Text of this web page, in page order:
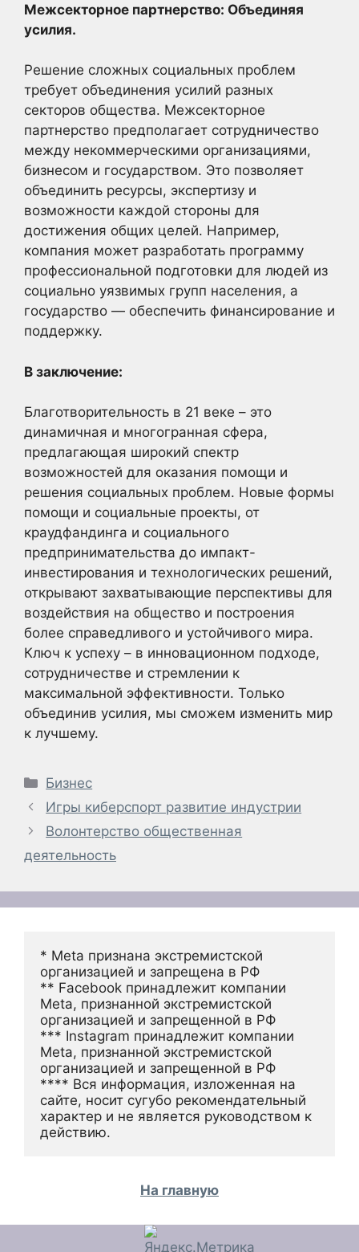
Межсекторное партнерство: Объединяя
усилия.
Решение сложных социальных проблем
требует объединения усилий разных
секторов общества. Межсекторное
партнерство предполагает сотрудничество
между некоммерческими организациями,
бизнесом и государством. Это позволяет
объединить ресурсы, экспертизу и
возможности каждой стороны для
достижения общих целей. Например,
компания может разработать программу
профессиональной подготовки для людей из
социально уязвимых групп населения, а
государство — обеспечить финансирование и
поддержку.
В заключение:
Благотворительность в 21 веке – это
динамичная и многогранная сфера,
предлагающая широкий спектр
возможностей для оказания помощи и
решения социальных проблем. Новые формы
помощи и социальные проекты, от
краудфандинга и социального
предпринимательства до импакт-
инвестирования и технологических решений,
открывают захватывающие перспективы для
воздействия на общество и построения
более справедливого и устойчивого мира.
Ключ к успеху – в инновационном подходе,
сотрудничестве и стремлении к
максимальной эффективности. Только
объединив усилия, мы сможем изменить мир
к лучшему.
Рубрики
Бизнес
Игры киберспорт развитие индустрии
Волонтерство общественная
деятельность
* Meta признана экстремистской
организацией и запрещена в РФ
** Facebook принадлежит компании
Meta, признанной экстремистской
организацией и запрещенной в РФ
*** Instagram принадлежит компании
Meta, признанной экстремистской
организацией и запрещенной в РФ
**** Вся информация, изложенная на
сайте, носит сугубо рекомендательный
характер и не является руководством к
действию.
На главную